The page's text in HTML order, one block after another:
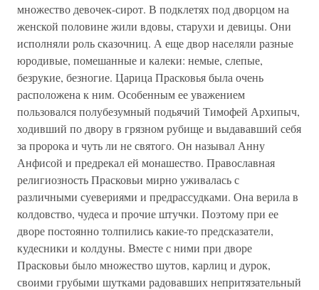
множество девочек-сирот. В подклетях под дворцом на
женской половине жили вдовы, старухи и девицы. Они
исполняли роль сказочниц. А еще двор населяли разные
юродивые, помешанные и калеки: немые, слепые,
безрукие, безногие. Царица Прасковья была очень
расположена к ним. Особенным ее уважением
пользовался полубезумный подьячий Тимофей Архипыч,
ходивший по двору в грязном рубище и выдававший себя
за пророка и чуть ли не святого. Он называл Анну
Анфисой и предрекал ей монашество. Православная
религиозность Прасковьи мирно уживалась с
различными суевериями и предрассудками. Она верила в
колдовство, чудеса и прочие штучки. Поэтому при ее
дворе постоянно толпились какие-то предсказатели,
кудесники и колдуны. Вместе с ними при дворе
Прасковьи было множество шутов, карлиц и дурок,
своими грубыми шутками радовавших непритязательный